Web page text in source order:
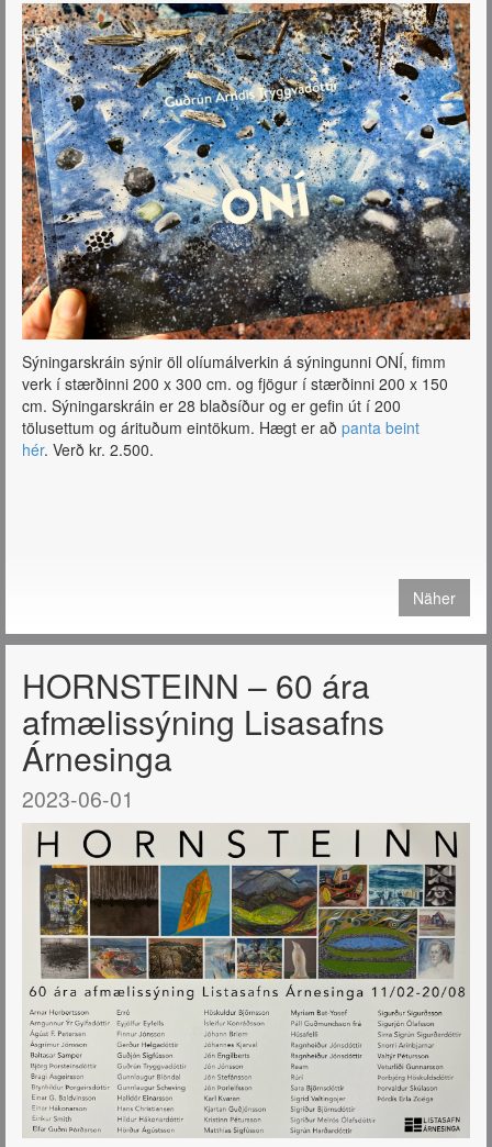
Sýningarskráin sýnir öll olíumálverkin á sýningunni ONÍ, fimm
verk í stærðinni 200 x 300 cm. og fjögur í stærðinni 200 x 150
cm. Sýningarskráin er 28 blaðsíður og er gefin út í 200
tölusettum og árituðum eintökum. Hægt er að panta beint
hér. Verð kr. 2.500.
Näher
HORNSTEINN – 60 ára
afmælissýning Lisasafns
Árnesinga
2023-06-01